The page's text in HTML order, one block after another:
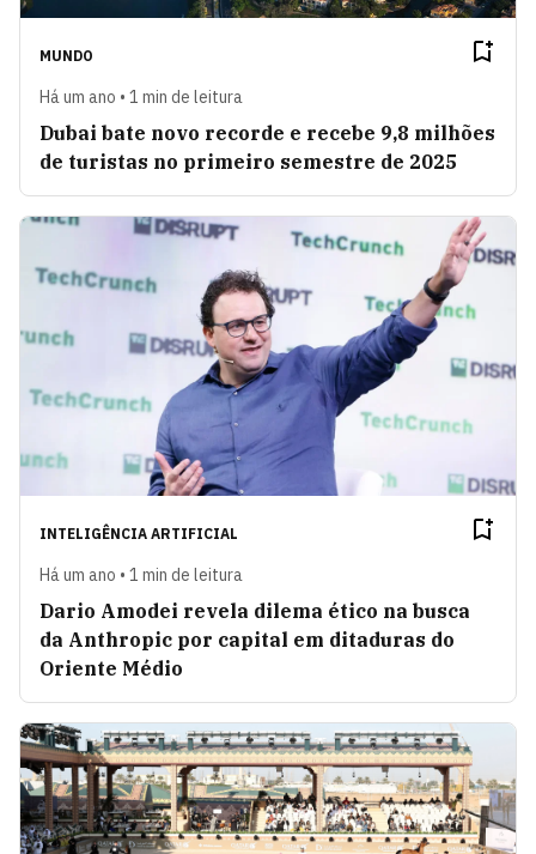
MUNDO
Há um ano • 1 min de leitura
Dubai bate novo recorde e recebe 9,8 milhões
de turistas no primeiro semestre de 2025
INTELIGÊNCIA ARTIFICIAL
Há um ano • 1 min de leitura
Dario Amodei revela dilema ético na busca
da Anthropic por capital em ditaduras do
Oriente Médio